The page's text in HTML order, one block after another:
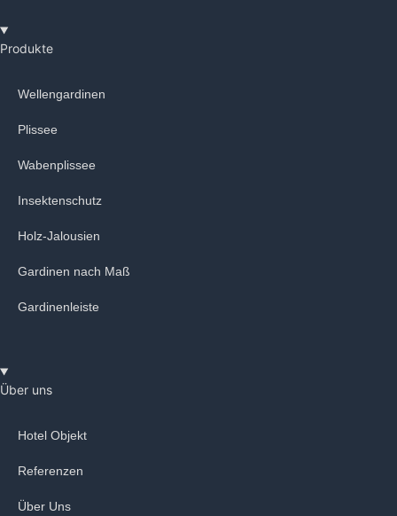
Produkte
Wellengardinen
Plissee
Wabenplissee
Insektenschutz
Holz-Jalousien
Gardinen nach Maß
Gardinenleiste
Über uns
Hotel Objekt
Referenzen
Über Uns